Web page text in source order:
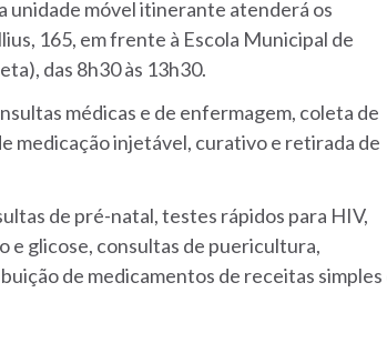
unidade móvel itinerante atenderá os
165, em frente à Escola Municipal de
das 8h30 às 13h30.
médicas e de enfermagem, coleta de
medicação injetável, curativo e retirada de
de pré-natal, testes rápidos para HIV,
e glicose, consultas de puericultura,
de medicamentos de receitas simples